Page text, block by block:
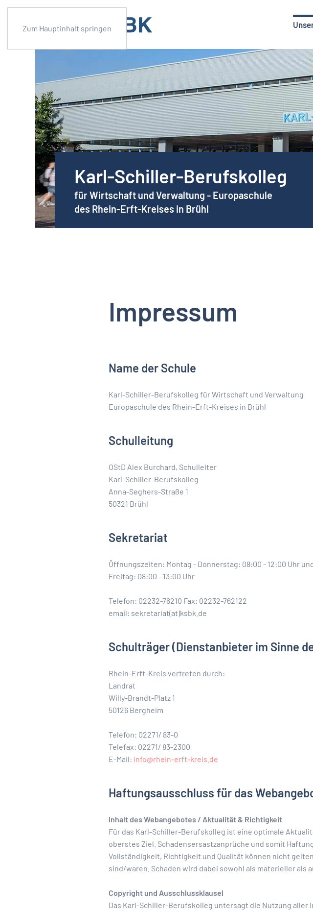
Zum Hauptinhalt springen
Karl-Schiller-Berufskolleg
für Wirtschaft und Verwaltung - Europaschule
des Rhein-Erft-Kreises in Brühl
Impressum
Name der Schule
Karl-Schiller-Berufskolleg für Wirtschaft und Verwaltung
Europaschule des Rhein-Erft-Kreises in Brühl
Schulleitung
OStD Alex Burchard, Schulleiter
Karl-Schiller-Berufskolleg
Anna-Seghers-Straße 1
50321 Brühl
Sekretariat
Öffnungszeiten: Montag - Donnerstag: 08:00 - 12:00 Uhr
Freitag: 08:00 - 13:00 Uhr
Telefon: 02232-76210 Fax: 02232-762122
email: sekretariat(at)ksbk.de
Schulträger(Dienstanbieter im Sinne
Rhein-Erft-Kreis vertreten durch:
Landrat
Willy-Brandt-Platz 1
50126 Bergheim
Telefon: 02271/ 83-0
Telefax: 02271/ 83-2300
E-Mail: info@rhein-erft-kreis.de
Haftungsausschluss für das
Inhalt des Webangebotes / Aktualität & Richtigkeit
Für das Karl-Schiller-Berufskolleg ist eine optimale
oberstes Ziel. Schadensersastzanprüche und somit
Vollständigkeit, Richtigkeit und Qualität können nicht
sind/waren. Schaden wird dabei sowohl als materieller als
Copyright und Ausschlussklausel
Das Karl-Schiller-Berufskolleg untersagt die Nutzung aller